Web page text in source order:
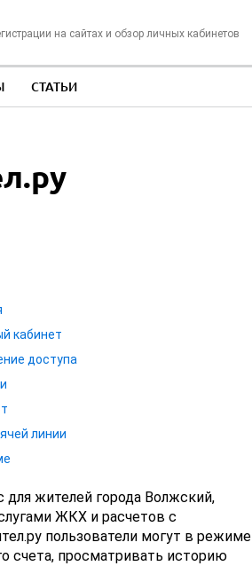
на сайтах и обзор личных кабинетов
СТАТЬИ
кабинет
доступа
линии
жителей города Волжский,
ЖКХ и расчетов с
пользователи могут в режиме
счета, просматривать историю